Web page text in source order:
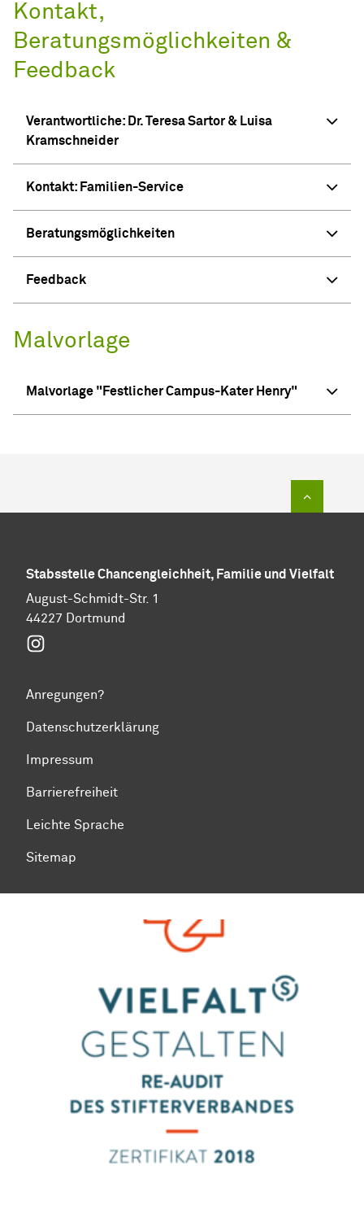
Kontakt,
Beratungsmöglichkeiten &
Feedback
Verantwortliche: Dr. Teresa Sartor & Luisa
Kramschneider
Kontakt: Familien-Service
Beratungsmöglichkeiten
Feedback
Malvorlage
Malvorlage "Festlicher Campus-Kater Henry"
Stabs­stel­le Chancengleichheit, Familie und Vielfalt
August-Schmidt-Str. 1
44227 Dortmund
Anregungen?
Datenschutzerklärung
Impressum
Barrierefreiheit
Leichte Sprache
Sitemap